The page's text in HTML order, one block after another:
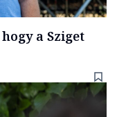
a Sziget